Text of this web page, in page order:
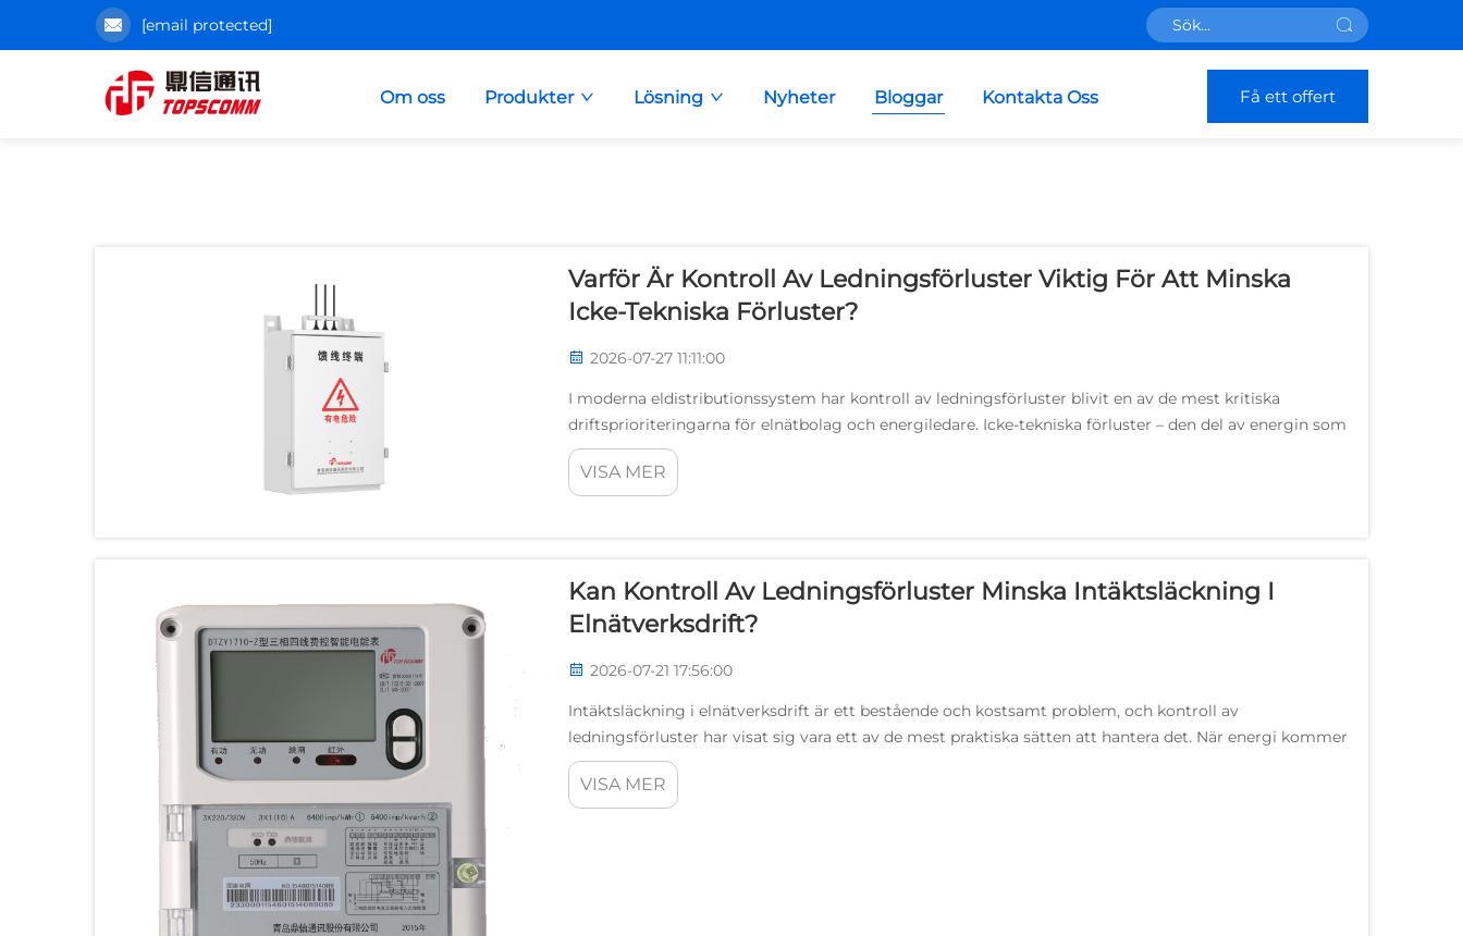
[email protected]
Om oss Produkter Lösning Nyheter Bloggar Kontakta Oss Få ett offert
Varför Är Kontroll Av Ledningsförluster Viktig För Att Minska
Icke-Tekniska Förluster?
2026-07-27 11:11:00
I moderna eldistributionssystem har kontroll av ledningsförluster blivit en av de mest kritiska
driftsprioriteringarna för elnätbolag och energiledare. Icke-tekniska förluster – den del av energin som
försvinner från ett nät utan att orsakas av fysiska...
VISA MER
Kan Kontroll Av Ledningsförluster Minska Intäktsläckning I
Elnätverksdrift?
2026-07-21 17:56:00
Intäktsläckning i elnätverksdrift är ett bestående och kostsamt problem, och kontroll av
ledningsförluster har visat sig vara ett av de mest praktiska sätten att hantera det. När energi kommer
in i ett distributionsnät men inte når de fakturerbara slutpunkterna i sin helhet...
VISA MER